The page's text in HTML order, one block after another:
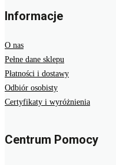
Informacje
O nas
Pełne dane sklepu
Płatności i dostawy
Odbiór osobisty
Certyfikaty i wyróżnienia
Centrum Pomocy